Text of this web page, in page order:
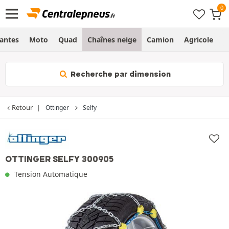
Moto Quad Chaînes neige Camion Agricole
Recherche par dimension
Retour Ottinger Selfy
OTTINGER SELFY 300905
Tension Automatique